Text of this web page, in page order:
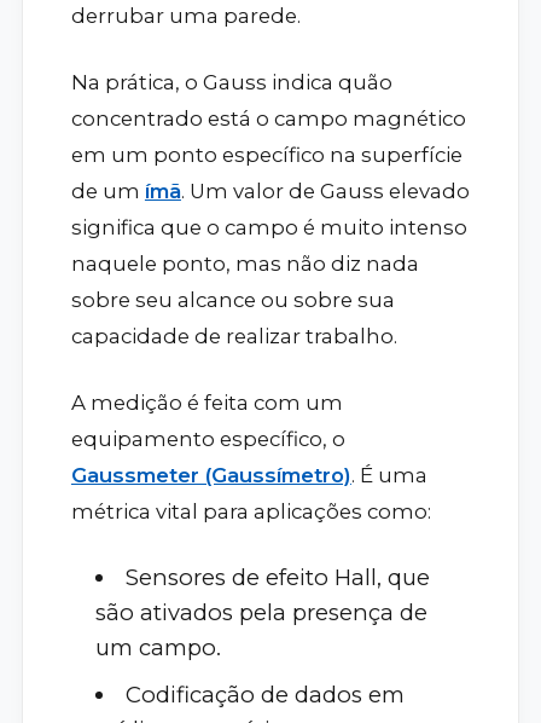
derrubar uma parede.
Na prática, o Gauss indica quão
concentrado está o campo magnético
em um ponto específico na superfície
de um ímã. Um valor de Gauss elevado
significa que o campo é muito intenso
naquele ponto, mas não diz nada
sobre seu alcance ou sobre sua
capacidade de realizar trabalho.
A medição é feita com um
equipamento específico, o
Gaussmeter (Gaussímetro). É uma
métrica vital para aplicações como:
Sensores de efeito Hall, que
são ativados pela presença de
um campo.
Codificação de dados em